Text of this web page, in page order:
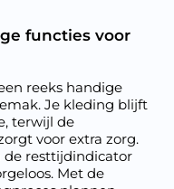
functies voor
reeks handige
Je kleding blijft
terwijl de
voor extra zorg.
de resttijdindicator
Met de